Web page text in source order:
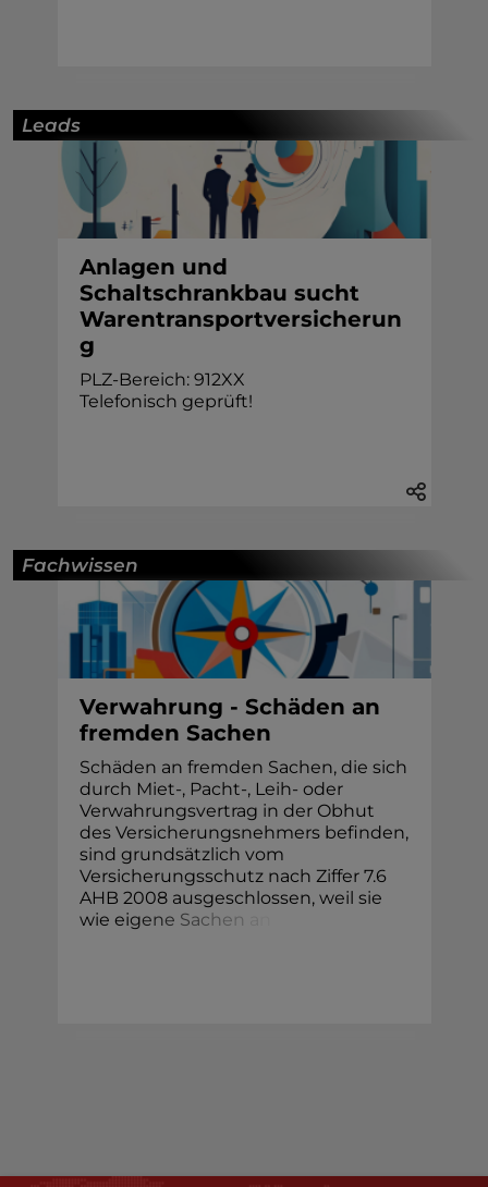
Leads
Anlagen und
Schaltschrankbau sucht
Warentransportversicherun
g
PLZ-Bereich: 912XX
Telefonisch geprüft!
Fachwissen
Verwahrung - Schäden an
fremden Sachen
Schäden an fremden Sachen, die sich
durch Miet-, Pacht-, Leih- oder
Verwahrungsvertrag in der Obhut
des Versicherungsnehmers befinden,
sind grundsätzlich vom
Versicherungsschutz nach Ziffer 7.6
AHB 2008 ausgeschlossen, weil sie
wie eigene Sachen